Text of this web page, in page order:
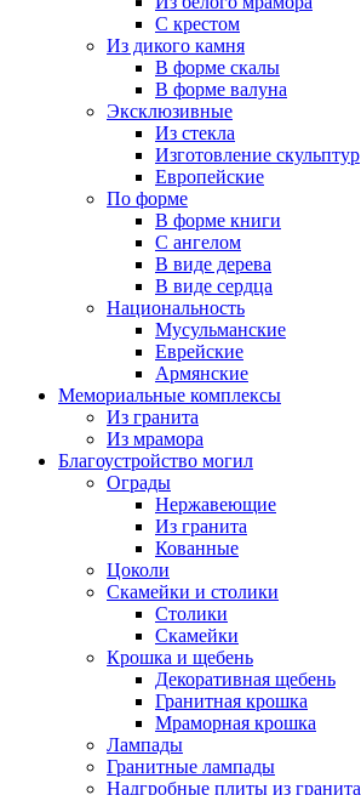
С крестом
Из дикого камня
В форме скалы
В форме валуна
Эксклюзивные
Из стекла
Изготовление скульптур
Европейские
По форме
В форме книги
С ангелом
В виде дерева
В виде сердца
Национальность
Мусульманские
Еврейские
Армянские
Мемориальные комплексы
Из гранита
Из мрамора
Благоустройство могил
Ограды
Нержавеющие
Из гранита
Кованные
Цоколи
Скамейки и столики
Столики
Скамейки
Крошка и щебень
Декоративная щебень
Гранитная крошка
Мраморная крошка
Лампады
Гранитные лампады
Надгробные плиты из гранита